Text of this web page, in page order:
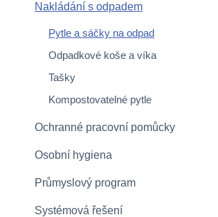
Nakládání s odpadem
Pytle a sáčky na odpad
Odpadkové koše a víka
Tašky
Kompostovatelné pytle
Ochranné pracovní pomůcky
Osobní hygiena
Průmyslový program
Systémová řešení